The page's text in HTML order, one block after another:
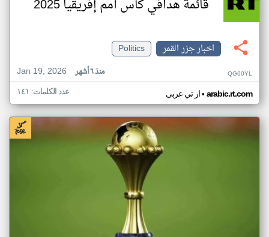
قائمة هدافي كأس أمم إفريقيا 2025
اخبار جزر القمر
Politics
Jan 19, 2026
منذ ٦ أشهر QG60YL
ار تي عربي• arabic.rt.com عدد الكلمات: ١٤١